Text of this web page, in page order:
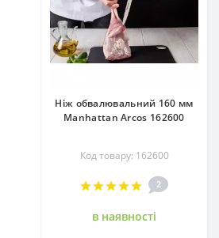
Ніж обвалювальний 160 мм
Manhattan Arcos 162600
Код товару: 162600
2
в наявностi